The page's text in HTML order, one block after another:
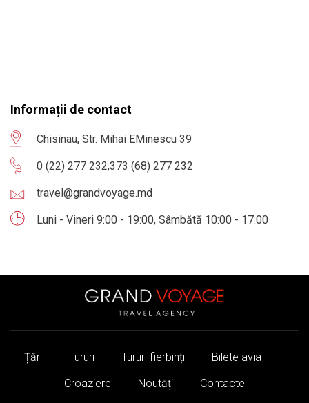
Informații de contact
Chisinau, Str. Mihai EMinescu 39
0 (22) 277 232;373 (68) 277 232
travel@grandvoyage.md
Luni - Vineri 9:00 - 19:00, Sâmbătă 10:00 - 17:00
Țări Tururi Tururi fierbinți
Bilete avia
Croaziere
Noutăți Contacte